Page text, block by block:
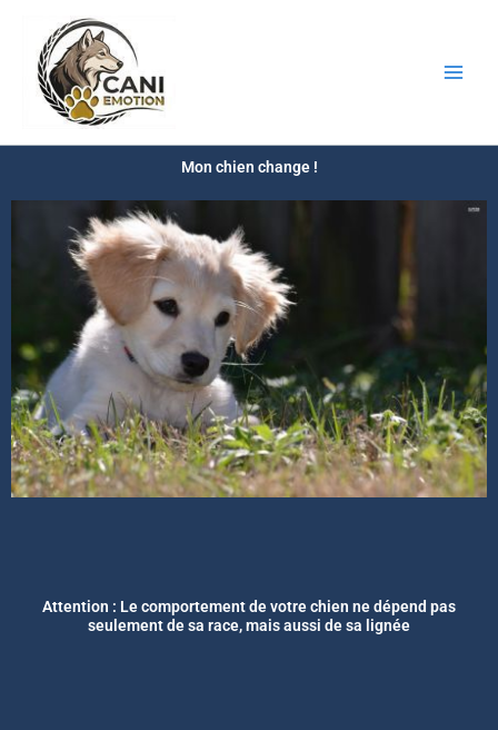
contenu
Mon chien change !
Attention : Le comportement de votre chien ne dépend pas
seulement de sa race, mais aussi de sa lignée